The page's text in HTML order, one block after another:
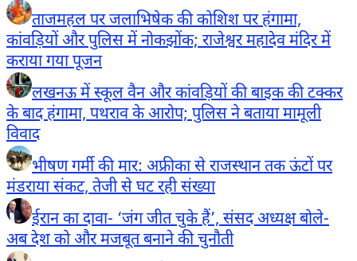
ताजमहल पर जलाभिषेक की कोशिश पर हंगामा,
कांवड़ियों और पुलिस में नोकझोंक; राजेश्वर महादेव मंदिर में
कराया गया पूजन
लखनऊ में स्कूल वैन और कांवड़ियों की बाइक की टक्कर
के बाद हंगामा, पथराव के आरोप; पुलिस ने बताया मामूली
विवाद
भीषण गर्मी की मार: अफ्रीका से राजस्थान तक ऊंटों पर
मंडराया संकट, तेजी से घट रही संख्या
ईरान का दावा- ‘जंग जीत चुके हैं’, संसद अध्यक्ष बोले-
अब देश को और मजबूत बनाने की चुनौती